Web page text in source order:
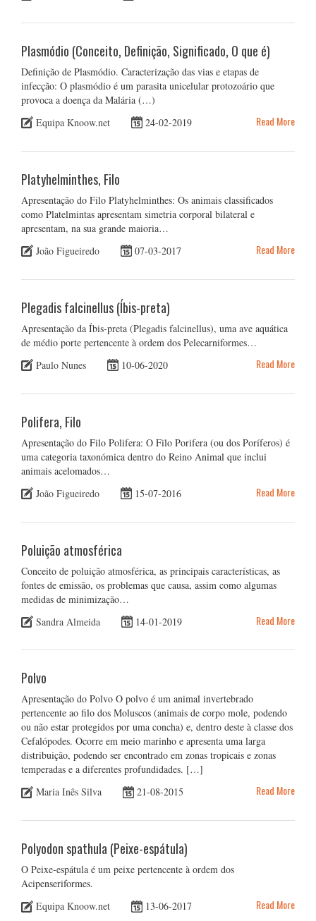
Plasmódio (Conceito, Definição, Significado, O que é)
Definição de Plasmódio. Caracterização das vias e etapas de
infecção: O plasmódio é um parasita unicelular protozoário que
provoca a doença da Malária (…)
Equipa Knoow.net
24-02-2019 Read More
Platyhelminthes, Filo
Apresentação do Filo Platyhelminthes: Os animais classificados
como Platelmintas apresentam simetria corporal bilateral e
apresentam, na sua grande maioria…
João Figueiredo
07-03-2017 Read More
Plegadis falcinellus (Íbis-preta)
Apresentação da Íbis-preta (Plegadis falcinellus), uma ave aquática
de médio porte pertencente à ordem dos Pelecarniformes…
Paulo Nunes
10-06-2020 Read More
Polifera, Filo
Apresentação do Filo Polifera: O Filo Porifera (ou dos Poríferos) é
uma categoria taxonómica dentro do Reino Animal que inclui
animais acelomados…
João Figueiredo
15-07-2016 Read More
Poluição atmosférica
Conceito de poluição atmosférica, as principais características, as
fontes de emissão, os problemas que causa, assim como algumas
medidas de minimização…
Sandra Almeida
14-01-2019 Read More
Polvo
Apresentação do Polvo O polvo é um animal invertebrado
pertencente ao filo dos Moluscos (animais de corpo mole, podendo
ou não estar protegidos por uma concha) e, dentro deste à classe dos
Cefalópodes. Ocorre em meio marinho e apresenta uma larga
distribuição, podendo ser encontrado em zonas tropicais e zonas
temperadas e a diferentes profundidades. […]
Maria Inês Silva
21-08-2015 Read More
Polyodon spathula (Peixe-espátula)
O Peixe-espátula é um peixe pertencente à ordem dos
Acipenseriformes.
Equipa Knoow.net
13-06-2017 Read More